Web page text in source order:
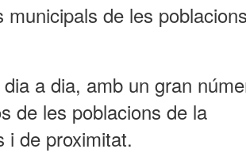
de les poblacions
a dia, amb un gran
de les poblacions de la
i de proximitat.